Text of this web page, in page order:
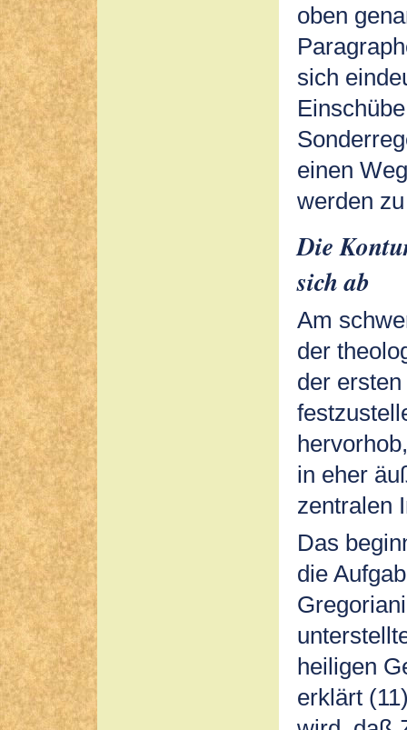
oben
sich
einen
werden
Die
sich ab
Am
der
der
in eher
zentralen
Das
die
heiligen
erklärt